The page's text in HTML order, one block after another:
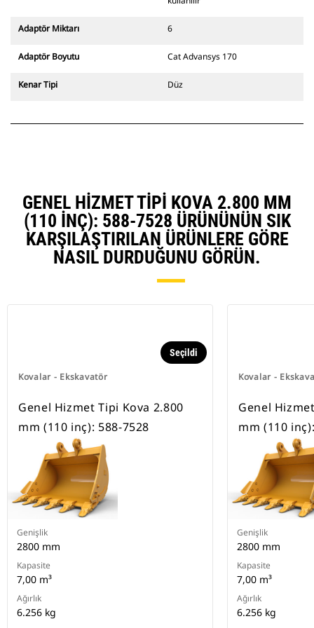
değiştiriciler de mevcuttur.
sistemle uyumlu ataşmanlarda
menteşeleri kullanılır. CW Özel
kama stili kilitleme sistemi
Adaptör Miktarı 6
Adaptör Boyutu Cat Advansys 170
Kenar Tipi Düz
GENEL HIZMET TIPI KOVA 2.800 MM
(110 INÇ): 588-7528 ÜRÜNÜNÜN SIK
KARŞILAŞTIRILAN ÜRÜNLERE GÖRE
NASIL DURDUĞUNU GÖRÜN.
Kovalar - Ekskavatör
Seçildi
Genel Hizmet Tipi Kova 2.800
mm (110 inç): 588-7528
Genişlik
2800 mm
Kapasite
7,00 m³
Ağırlık
6.256 kg
Kovalar -
Genel
mm (110
Genişlik
2800 mm
Kapasite
7,00 m³
Ağırlık
6.256 kg